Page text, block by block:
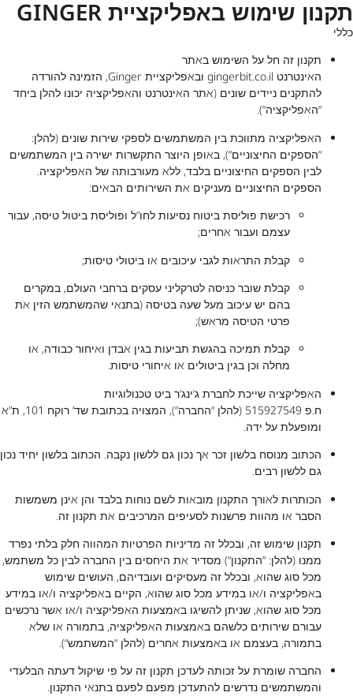
תקנון שימוש באפליקציית GINGER
כללי
תקנון זה חל על השימוש באתר
האינטרנט gingerbit.co.il
ובאפליקציית Ginger, הזמינה להורדה
להתקנים ניידים שונים (אתר האינטרנט והאפליקציה יכונו להלן ביחד
“האפליקציה“).
האפליקציה מתווכת בין המשתמשים לספקי שירות שונים (להלן:
“הספקים החיצוניים“), באופן היוצר התקשרות ישירה בין המשתמשים
לבין הספקים החיצוניים בלבד, ללא מעורבותה של האפליקציה.
הספקים החיצוניים מעניקים את השירותים הבאים:
רכישת פוליסת ביטוח נסיעות לחו”ל ופוליסת ביטול טיסה, עבור
עצמם ועבור אחרים;
קבלת התראות לגבי עיכובים או ביטולי טיסות;
קבלת שובר כניסה לטרקליני עסקים ברחבי העולם, במקרים
בהם יש עיכוב מעל שעה בטיסה (בתנאי שהמשתמש הזין את
פרטי הטיסה מראש);
קבלת תמיכה בהגשת תביעות בגין אבדן ואיחור כבודה, או
מחלה וכן בגין ביטולים או איחורי טיסות.
האפליקציה שייכת לחברת ג’ינג’ר ביט טכנולוגיות
ח.פ 515927549 (להלן “החברה“), המצויה בכתובת שד’ רוקח 101, ת”א
ומופעלת על ידה.
הכתוב מנוסח בלשון זכר אך נכון גם ללשון נקבה. הכתוב בלשון יחיד נכון
גם ללשון רבים.
הכותרות לאורך התקנון מובאות לשם נוחות בלבד והן אינן משמשות
הסבר או מהוות פרשנות לסעיפים המרכיבים את תקנון זה.
תקנון שימוש זה, ובכלל זה מדיניות הפרטיות המהווה חלק בלתי נפרד
ממנו (להלן: “התקנון“) מסדיר את היחסים בין החברה לבין כל משתמש,
מכל סוג שהוא, ובכלל זה מעסיקים ועובדיהם, העושים שימוש
באפליקציה ו/או במידע מכל סוג שהוא, הקיים באפליקציה ו/או במידע
מכל סוג שהוא, שניתן להשיגו באמצעות האפליקציה ו/או אשר נרכשים
עבורם שירותים כלשהם באמצעות האפליקציה, בתמורה או שלא
בתמורה, בעצמם או באמצעות אחרים (להלן “המשתמש“).
החברה שומרת על זכותה לעדכן תקנון זה על פי שיקול דעתה הבלעדי
והמשתמשים נדרשים להתעדכן מפעם לפעם בתנאי התקנון.